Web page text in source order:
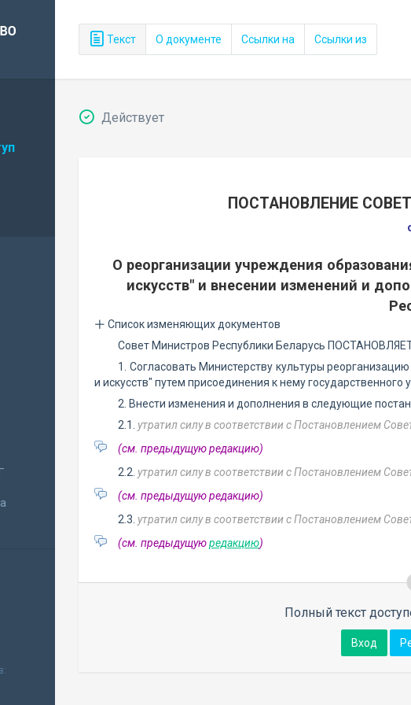
Текст О документе Ссылки на Ссылки из
Действует
ПОСТАНОВЛЕНИЕ
О реорганизации учреждения
искусств" и внесении изменений и
Список изменяющих документов
Совет Министров Республики Беларусь
1. Согласовать Министерству культуры
и искусств" путем присоединения к нему
2. Внести изменения и дополнения в следующие
2.1. утратил силу в соответствии с Постановлением
(см. предыдущую редакцию)
2.2. утратил силу в соответствии с Постановлением
(см. предыдущую редакцию)
2.3. утратил силу в соответствии с Постановлением
(см. предыдущуюредакцию)
Полный текст
Вход